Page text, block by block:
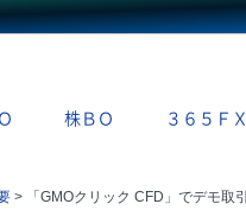
株ＢＯ ３６５ＦＸ
> 「GMOクリック CFD」でデモ取